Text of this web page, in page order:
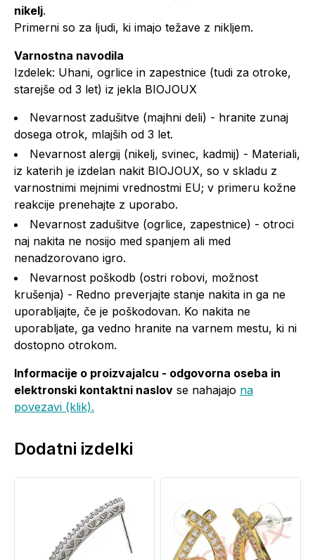
nikelj.
Primerni so za ljudi, ki imajo težave z nikljem.
Varnostna navodila
Izdelek: Uhani, ogrlice in zapestnice (tudi za otroke,
starejše od 3 let) iz jekla BIOJOUX
Nevarnost zadušitve (majhni deli) - hranite zunaj
dosega otrok, mlajših od 3 let.
Nevarnost alergij (nikelj, svinec, kadmij) - Materiali,
iz katerih je izdelan nakit BIOJOUX, so v skladu z
varnostnimi mejnimi vrednostmi EU; v primeru kožne
reakcije prenehajte z uporabo.
Nevarnost zadušitve (ogrlice, zapestnice) - otroci
naj nakita ne nosijo med spanjem ali med
nenadzorovano igro.
Nevarnost poškodb (ostri robovi, možnost
krušenja) - Redno preverjajte stanje nakita in ga ne
uporabljajte, če je poškodovan. Ko nakita ne
uporabljate, ga vedno hranite na varnem mestu, ki ni
dostopno otrokom.
Informacije o proizvajalcu - odgovorna oseba in
elektronski kontaktni naslov se nahajajo na
povezavi (klik).
Dodatni izdelki